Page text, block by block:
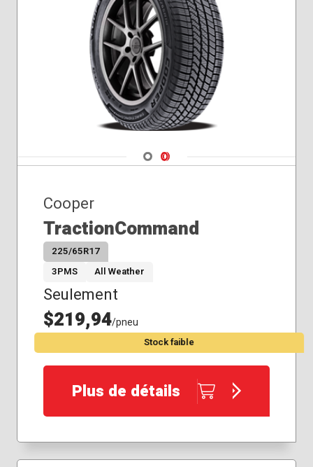
Navigate 1
Navigate 2
Cooper
TractionCommand
225/65R17
3PMS
All Weather
Seulement
$219,94/pneu
Stock faible
Plus de détails